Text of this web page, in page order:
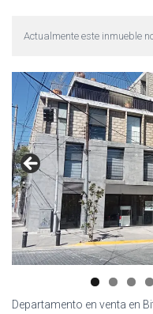
Actualmente este inmueble
Departamento en venta en